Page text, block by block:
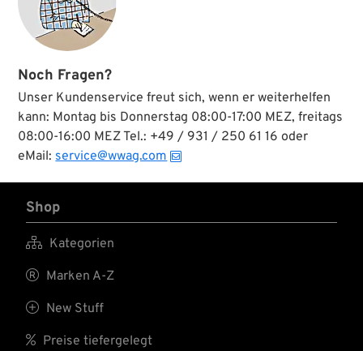
unentbehrlich.
Noch Fragen?
Unser Kundenservice freut sich, wenn er weiterhelfen
kann: Montag bis Donnerstag 08:00-17:00 MEZ, freitags
08:00-16:00 MEZ Tel.: +49 / 931 / 250 61 16 oder
eMail:service@wwag.com
Shop
 Kategorien
 Marken A-Z
 New Stuff
 Preise tiefergelegt